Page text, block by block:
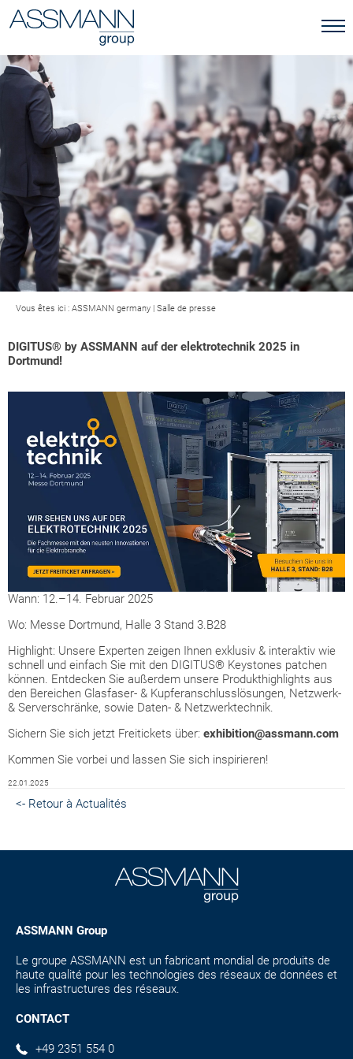
Vous êtes ici : ASSMANN germany | Salle de presse
DIGITUS® by ASSMANN auf der elektrotechnik 2025 in
Dortmund!
Wann: 12.–14. Februar 2025
Wo: Messe Dortmund, Halle 3 Stand 3.B28
Highlight: Unsere Experten zeigen Ihnen exklusiv & interaktiv wie
schnell und einfach Sie mit den DIGITUS® Keystones patchen
können. Entdecken Sie außerdem unsere Produkthighlights aus
den Bereichen Glasfaser- & Kupferanschlusslösungen, Netzwerk-
& Serverschränke, sowie Daten- & Netzwerktechnik.
Sichern Sie sich jetzt Freitickets über: exhibition@assmann.com
Kommen Sie vorbei und lassen Sie sich inspirieren!
22.01.2025
<- Retour à Actualités
ASSMANN Group
Le groupe ASSMANN est un fabricant mondial de produits de
haute qualité pour les technologies des réseaux de données et
les infrastructures des réseaux.
CONTACT
+49 2351 554 0